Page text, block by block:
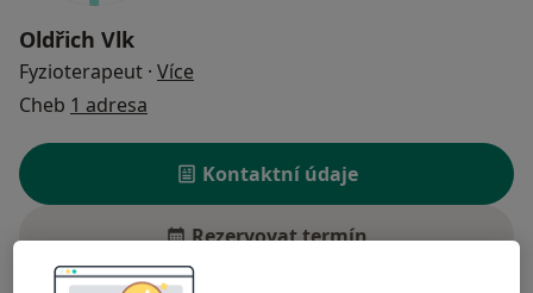
Oldřich Vlk
Fyzioterapeut · Více
Cheb 1 adresa
Kontaktní údaje
Rezervovat termín